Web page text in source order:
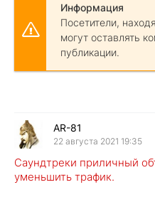
Информация
Посетители,
могут оставлять
публикации.
AR-81
22 августа 2021 19:35
Саундтреки приличный
уменьшить трафик.